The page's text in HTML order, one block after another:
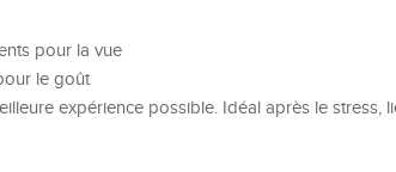
pour la vue
le goût
expérience possible. Idéal après le stress,